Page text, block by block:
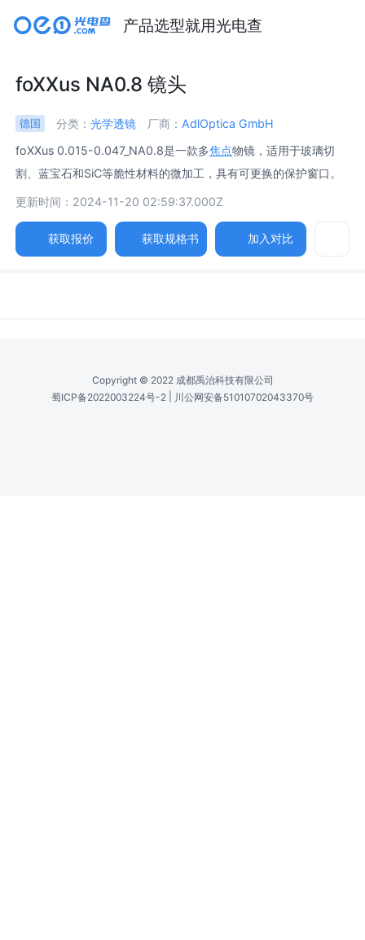
产品选型就用光电查
foXXus NA0.8 镜头
德国 分类： 光学透镜 厂商： AdlOptica GmbH
foXXus 0.015-0.047_NA0.8是一款多焦点物镜，适用于玻璃切
割、蓝宝石和SiC等脆性材料的微加工，具有可更换的保护窗口。
更新时间：2024-11-20 02:59:37.000Z
获取报价 获取规格书 加入对比
Copyright © 2022 成都禹治科技有限公司
蜀ICP备2022003224号-2
川公网安备51010702043370号